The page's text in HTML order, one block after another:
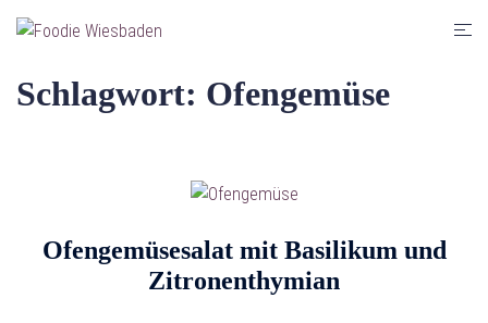
Zum
Inhalt
Schlagwort: Ofengemüse
Ofengemüsesalat mit Basilikum und
Zitronenthymian